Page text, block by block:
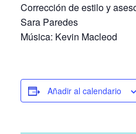
Corrección de estilo y
Sara Paredes
Música: Kevin Macleod
Añadir al calendario